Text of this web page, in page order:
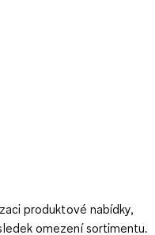
produktové nabídky,
omezení sortimentu.